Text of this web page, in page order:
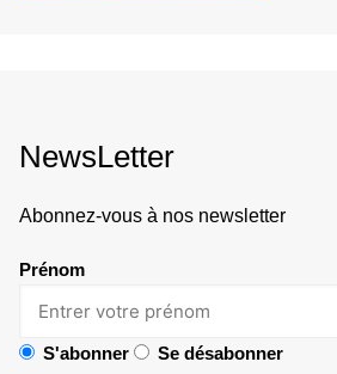
NewsLetter
Abonnez-vous à nos newsletter
Prénom
S'abonner Se désabonner